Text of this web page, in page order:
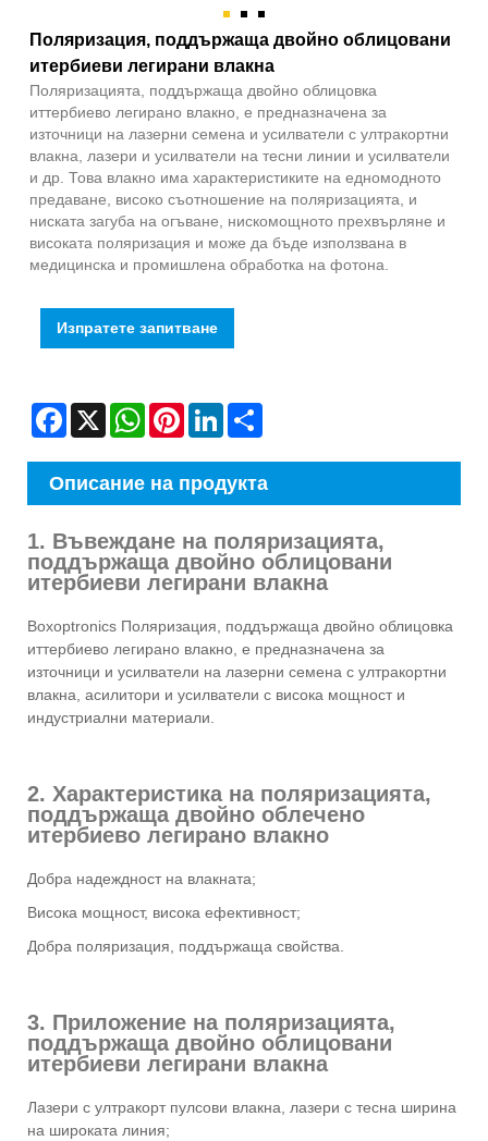
Поляризация, поддържаща двойно облицовани
итербиеви легирани влакна
Поляризацията, поддържаща двойно облицовка
иттербиево легирано влакно, е предназначена за
източници на лазерни семена и усилватели с ултракортни
влакна, лазери и усилватели на тесни линии и усилватели
и др. Това влакно има характеристиките на едномодното
предаване, високо съотношение на поляризацията, и
ниската загуба на огъване, нискомощното прехвърляне и
високата поляризация и може да бъде използвана в
медицинска и промишлена обработка на фотона.
Изпратете запитване
Facebook
X WhatsAppPinterestLinkedIn
Описание на продукта
1. Въвеждане на поляризацията,
поддържаща двойно облицовани
итербиеви легирани влакна
Boxoptronics Поляризация, поддържаща двойно облицовка
иттербиево легирано влакно, е предназначена за
източници и усилватели на лазерни семена с ултракортни
влакна, асилитори и усилватели с висока мощност и
индустриални материали.
2. Характеристика на поляризацията,
поддържаща двойно облечено
итербиево легирано влакно
Добра надеждност на влакната;
Висока мощност, висока ефективност;
Добра поляризация, поддържаща свойства.
3. Приложение на поляризацията,
поддържаща двойно облицовани
итербиеви легирани влакна
Лазери с ултракорт пулсови влакна, лазери с тесна ширина
на широката линия;